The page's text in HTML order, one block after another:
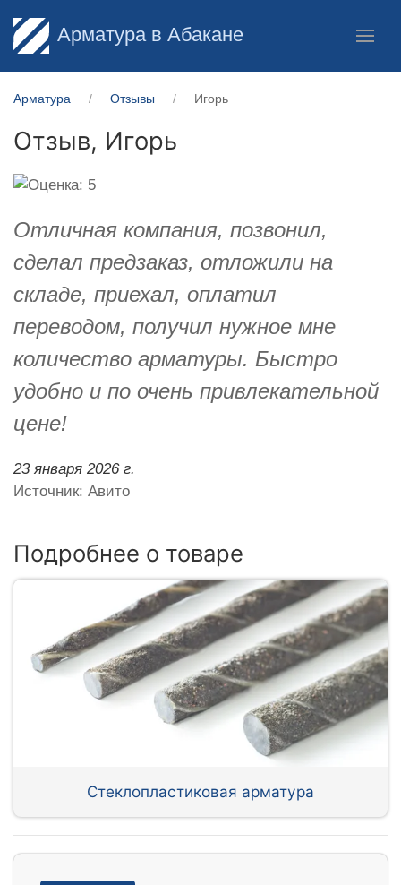
Арматура в Абакане
Арматура Отзывы Игорь
Отзыв, Игорь
Отличная компания, позвонил,
сделал предзаказ, отложили на
складе, приехал, оплатил
переводом, получил нужное мне
количество арматуры. Быстро
удобно и по очень привлекательной
цене!
23 января 2026 г.
Источник: Авито
Подробнее о товаре
Стеклопластиковая арматура